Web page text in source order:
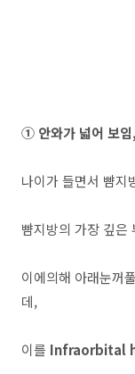
① 안와가 넓어 보
나이가 들면서 뺨
뺨지방의 가장 깊은
이에의해 아래눈꺼
데,
이를 Infraorbital